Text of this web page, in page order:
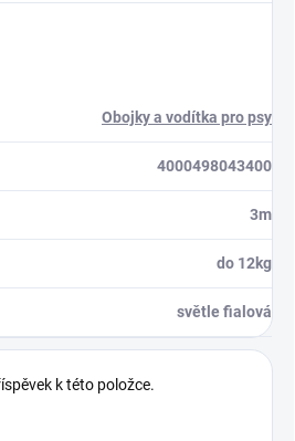
Obojky a vodítka pro psy
4000498043400
3m
do 12kg
světle fialová
k této položce.